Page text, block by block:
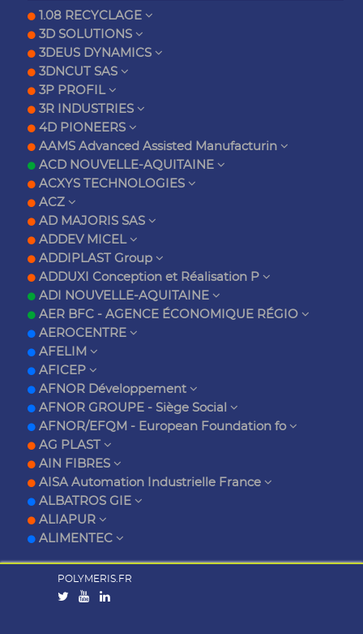
1.08 RECYCLAGE
3D SOLUTIONS
3DEUS DYNAMICS
3DNCUT SAS
3P PROFIL
3R INDUSTRIES
4D PIONEERS
AAMS Advanced Assisted Manufacturin
ACD NOUVELLE-AQUITAINE
ACXYS TECHNOLOGIES
ACZ
AD MAJORIS SAS
ADDEV MICEL
ADDIPLAST Group
ADDUXI Conception et Réalisation P
ADI NOUVELLE-AQUITAINE
AER BFC - AGENCE ÉCONOMIQUE RÉGIO
AEROCENTRE
AFELIM
AFICEP
AFNOR Développement
AFNOR GROUPE - Siège Social
AFNOR/EFQM - European Foundation fo
AG PLAST
AIN FIBRES
AISA Automation Industrielle France
ALBATROS GIE
ALIAPUR
ALIMENTEC
POLYMERIS.FR